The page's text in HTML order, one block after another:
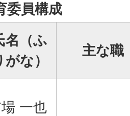
委員構成
名（ふ
がな）
主な職
一也